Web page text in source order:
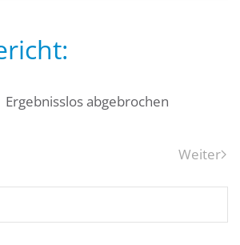
abgebrochen
Weiter